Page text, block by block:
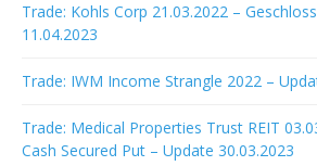
Trade: Kohls Corp 21.03.2022 –
11.04.2023
Trade: IWM Income Strangle 2022 –
Trade: Medical Properties Trust REIT
Cash Secured Put – Update 30.03.2023